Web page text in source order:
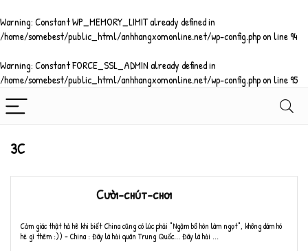
Warning: Constant WP_MEMORY_LIMIT already defined in
/home/somebest/public_html/anhhangxomonline.net/wp-config.phpon line94
Warning: Constant FORCE_SSL_ADMIN already defined in
/home/somebest/public_html/anhhangxomonline.net/wp-config.phpon line95
3C
Cười-chút-chơi
Cảm giác thật hả hê khi biết China cũng có lúc phải "Ngậm bồ hòn làm ngọt", không dám hó
hé gì thêm :)) - China : Đây là hải quân Trung Quốc... Đây là hải ...